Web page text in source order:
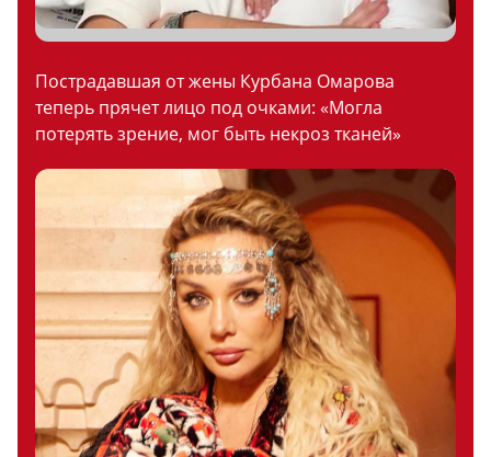
Пострадавшая от жены Курбана Омарова
теперь прячет лицо под очками: «Могла
потерять зрение, мог быть некроз тканей»